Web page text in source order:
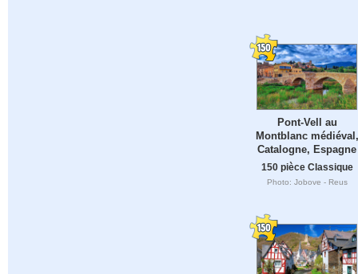
Pont-Vell au
Montblanc médiéval,
Catalogne, Espagne
150 pièce Classique
Photo: Jobove - Reus